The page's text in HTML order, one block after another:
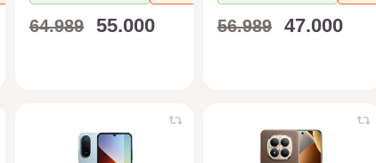
64.989 55.000 56.989 47.000